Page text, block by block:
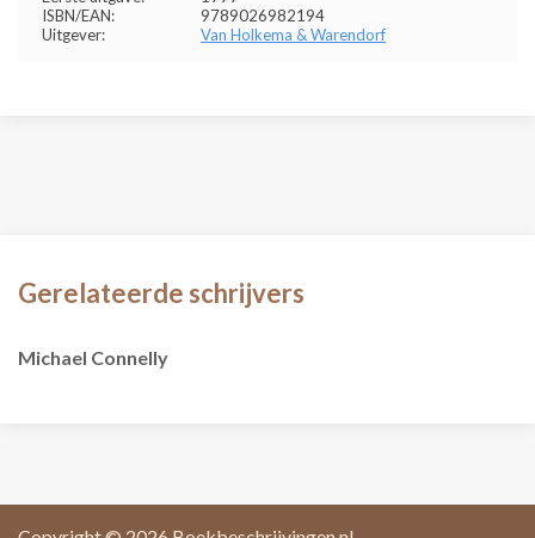
ISBN/EAN:
9789026982194
Uitgever:
Van Holkema & Warendorf
Gerelateerde schrijvers
Michael Connelly